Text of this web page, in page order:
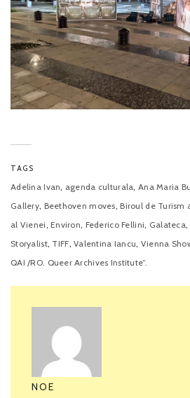
TAGS
Adelina Ivan, agenda culturala, Ana Maria
Gallery, Beethoven moves,Biroul de Turism
al Vienei,Environ, Federico Fellini, Galateca,
Storyalist, TIFF,Valentina Iancu, Vienna
QAI /RO. Queer Archives Institute”.
NOE